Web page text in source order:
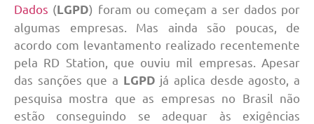
Dados (LGPD) foram ou começam a ser dados por
algumas empresas. Mas ainda são poucas, de
acordo com levantamento realizado recentemente
pela RD Station, que ouviu mil empresas. Apesar
das sanções que a LGPD já aplica desde agosto, a
pesquisa mostra que as empresas no Brasil não
estão conseguindo se adequar às exigências